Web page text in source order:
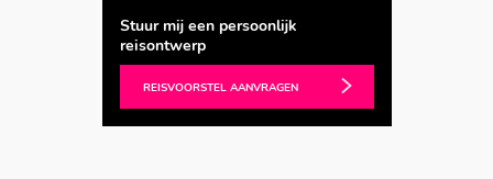
Stuur mij een persoonlijk
reisontwerp
REISVOORSTEL AANVRAGEN